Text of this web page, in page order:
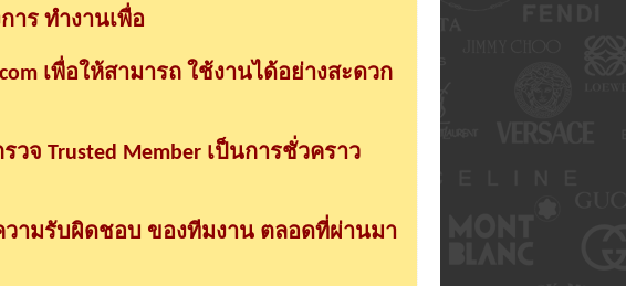
าร ทำงานเพื่อ
เพื่อให้สามารถ ใช้งานได้อย่างสะดวก
จ Trusted Member เป็นการชั่วคราว
ามรับผิดชอบ ของทีมงาน ตลอดที่ผ่านมา